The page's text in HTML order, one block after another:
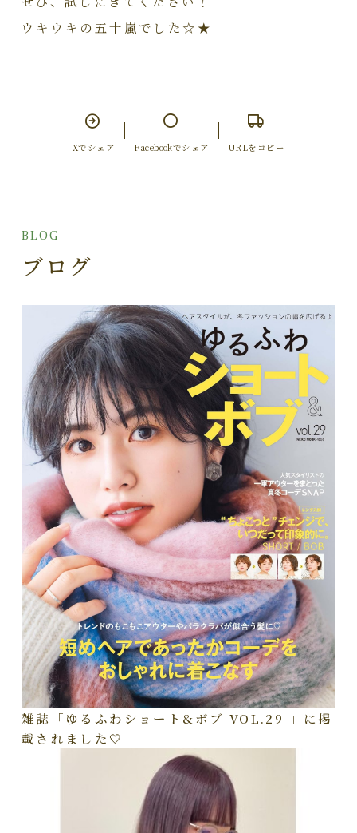
ウキウキの五十嵐でした☆★
Xでシェア Facebookでシェア URLをコピー
BLOG
ブログ
雑誌「ゆるふわショート&ボブ VOL.29 」に掲
載されました🤍